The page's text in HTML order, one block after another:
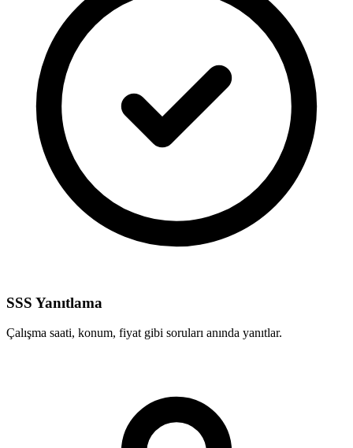
SSS Yanıtlama
Çalışma saati, konum, fiyat gibi soruları anında yanıtlar.